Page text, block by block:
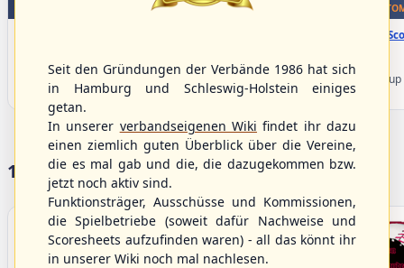
TOP 7
U-23 Baseball European
Championship B Pool 2026 - Group
Germany
WBSC Europe
Box-
U-23 Baseball European
Championship B Pool 2026 - Group
Spain
17 Vereine im S/HBV
Seit den Gründungen der Verbände 1986 hat sich
in Hamburg und Schleswig-Holstein einiges
getan.
In unserer verbandseigenen Wiki findet ihr dazu
einen ziemlich guten Überblick über die Vereine,
die es mal gab und die, die dazugekommen bzw.
jetzt noch aktiv sind.
Funktionsträger, Ausschüsse und Kommissionen,
die Spielbetriebe (soweit dafür Nachweise und
Scoresheets aufzufinden waren) - all das könnt ihr
in unserer Wiki noch mal nachlesen.